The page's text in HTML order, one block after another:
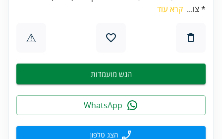
* צו... קרא עוד
⚠
הגש מועמדות
הצג טלפון